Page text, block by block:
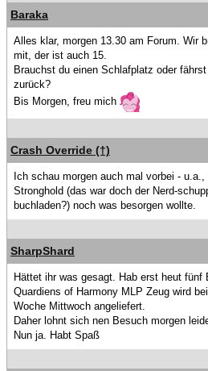
Baraka
Alles klar, morgen 13.30 am Forum. Wir
mit, der ist auch 15.
Brauchst du einen Schlafplatz oder
zurück?
Bis Morgen, freu mich
Crash Override (†)
Ich schau morgen auch mal vorbei -
Stronghold (das war doch der Nerd-
buchladen?) noch was besorgen wollte.
SharpShard
Hättet ihr was gesagt. Hab erst heut fünf
Quardiens of Harmony MLP Zeug wird
Woche Mittwoch angeliefert.
Daher lohnt sich nen Besuch morgen
Nun ja. Habt Spaß